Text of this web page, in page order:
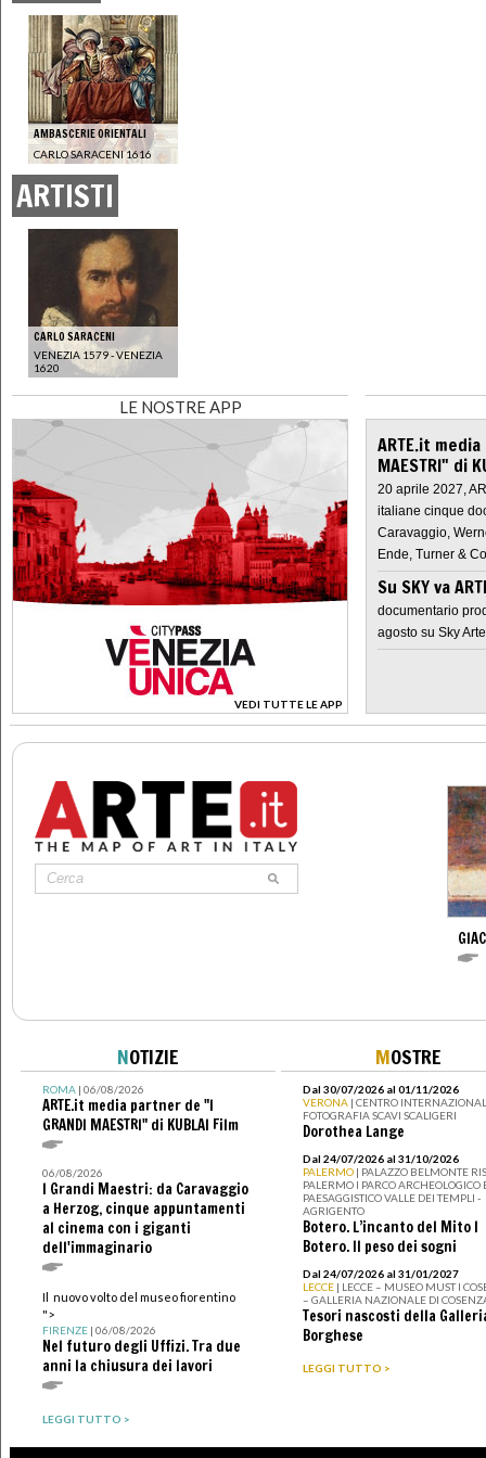
AMBASCERIE ORIENTALI
CARLO SARACENI 1616
ARTISTI
CARLO SARACENI
VENEZIA 1579 - VENEZIA
1620
LE NOSTRE APP
VEDI TUTTE LE APP
>
ARTE.it
MAESTRI" di
20 aprile 2027,
italiane cinque
Caravaggio,
Ende, Turner &
Su SKY va
documentario
agosto su Sky Arte
NOTIZIE
ROMA| 06/08/2026
ARTE.it media partner de "I
GRANDI MAESTRI" di KUBLAI Film
06/08/2026
I Grandi Maestri: da Caravaggio
a Herzog, cinque appuntamenti
al cinema con i giganti
dell'immaginario
Il nuovo volto del museo fiorentino
">
FIRENZE| 06/08/2026
Nel futuro degli Uffizi. Tra due
anni la chiusura dei lavori
LEGGI TUTTO >
MOSTRE
Dal 30/07/2026 al 01/11/2026
VERONA | CENTRO
FOTOGRAFIA SCAVI SCALIGERI
Dorothea Lange
Dal 24/07/2026 al 31/10/2026
PALERMO | PALAZZO BELMONTE
PALERMO I PARCO ARCHEOLOGICO
PAESAGGISTICO VALLE DEI TEMPLI -
AGRIGENTO
Botero. L’incanto del Mito I
Botero. Il peso dei sogni
Dal 24/07/2026 al 31/01/2027
LECCE | LECCE – MUSEO MUST I
– GALLERIA NAZIONALE DI
Tesori nascosti della
Borghese
LEGGI TUTTO >